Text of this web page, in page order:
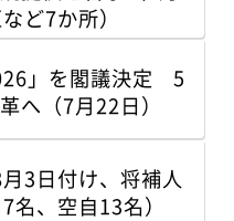
ど7か所）
」を閣議決定 5
へ（7月22日）
3日付け、将補人
、空自13名）